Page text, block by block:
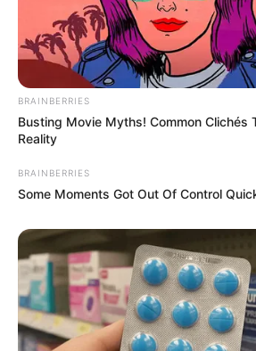
BRAINBERRIES
Busting Movie Myths! Common Clichés
Reality
BRAINBERRIES
Some Moments Got Out Of Control